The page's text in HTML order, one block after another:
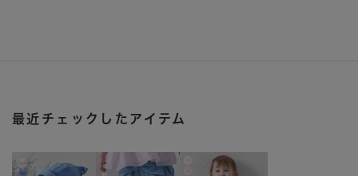
最近チェックしたアイテム